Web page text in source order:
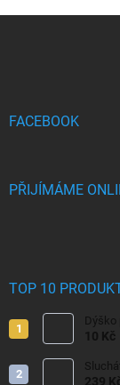
FACEBOOK
PŘIJÍMÁME
TOP 10
Dýško
10 Kč
239